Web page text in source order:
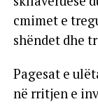
cmimet e
shëndet dhe
Pagesat e
në rritjen e